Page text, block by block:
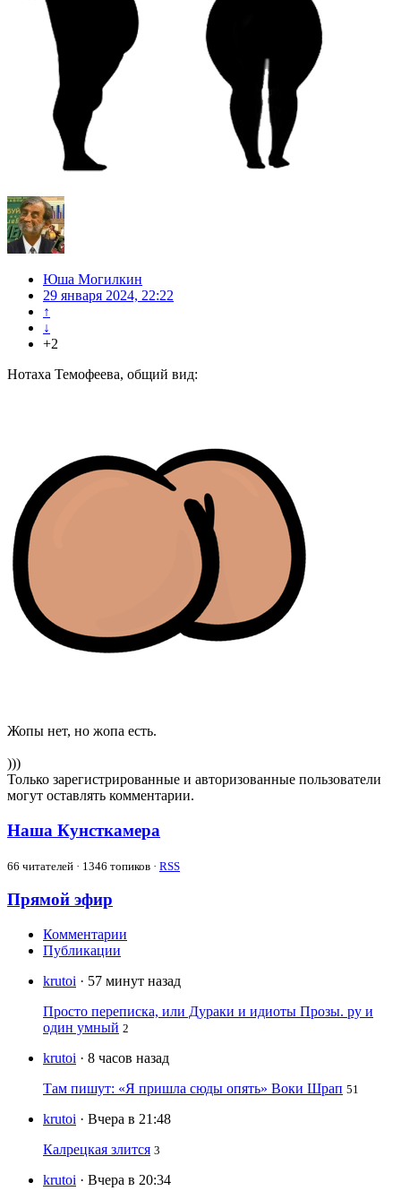
Юша Могилкин
29 января 2024, 22:22
↑
↓
+2
Нотаха Темофеева, общий вид:
Жопы нет, но жопа есть.
)))
Только зарегистрированные и авторизованные пользователи
могут оставлять комментарии.
Наша Кунсткамера
66 читателей · 1346 топиков · RSS
Прямой эфир
Комментарии
Публикации
krutoi · 57 минут назад
Просто переписка, или Дураки и идиоты Прозы. ру и
один умный 2
krutoi · 8 часов назад
Там пишут: «Я пришла сюды опять» Воки Шрап 51
krutoi · Вчера в 21:48
Калрецкая злится 3
krutoi · Вчера в 20:34